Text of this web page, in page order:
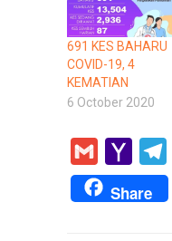
691 KES BAHARU
COVID-19, 4
KEMATIAN
6 October 2020
Gmail
Yahoo
Mail
Share